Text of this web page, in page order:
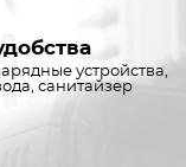
устройства,
санитайзер